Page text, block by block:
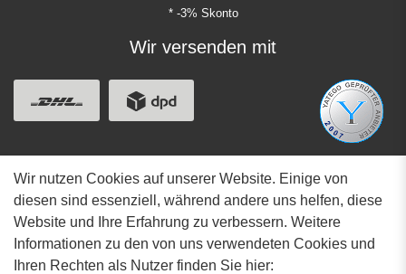
* -3% Skonto
Wir versenden mit
Adresse
Hauptstrasse 34
73117 Wangen
Wir nutzen Cookies auf unserer Website. Einige von
diesen sind essenziell, während andere uns helfen, diese
Website und Ihre Erfahrung zu verbessern. Weitere
Informationen zu den von uns verwendeten Cookies und
Ihren Rechten als Nutzer finden Sie hier: